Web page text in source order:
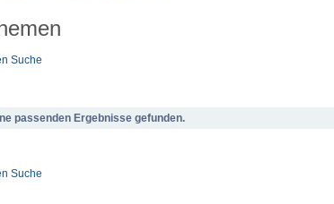
Suche
passenden Ergebnisse gefunden.
Suche